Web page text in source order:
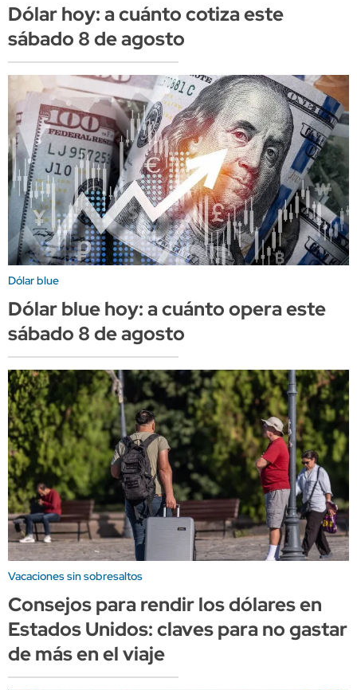
Dólar hoy: a cuánto cotiza este
sábado 8 de agosto
Dólar blue
Dólar blue hoy: a cuánto opera este
sábado 8 de agosto
Vacaciones sin sobresaltos
Consejos para rendir los dólares en
Estados Unidos: claves para no gastar
de más en el viaje